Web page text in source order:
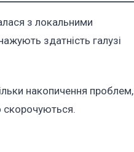
з локальними
здатність галузі
накопичення проблем,
скорочуються.